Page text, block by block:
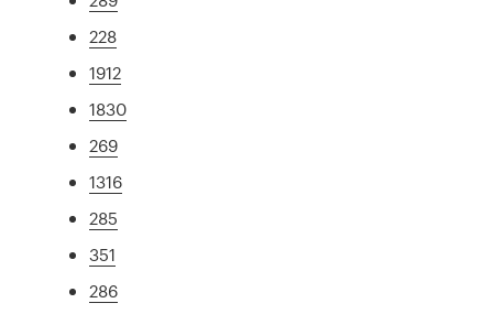
228
1912
1830
269
1316
285
351
286